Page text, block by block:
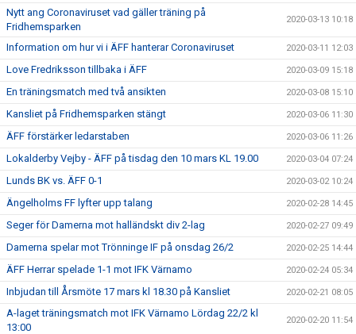
Nytt ang Coronaviruset vad gäller träning på
Fridhemsparken
2020-03-13 10:18
Information om hur vi i ÄFF hanterar Coronaviruset 2020-03-11 12:03
Love Fredriksson tillbaka i ÄFF 2020-03-09 15:18
En träningsmatch med två ansikten 2020-03-08 15:10
Kansliet på Fridhemsparken stängt 2020-03-06 11:30
ÄFF förstärker ledarstaben 2020-03-06 11:26
Lokalderby Vejby - ÄFF på tisdag den 10 mars KL 19.00 2020-03-04 07:24
Lunds BK vs. ÄFF 0-1 2020-03-02 10:24
Ängelholms FF lyfter upp talang 2020-02-28 14:45
Seger för Damerna mot halländskt div 2-lag 2020-02-27 09:49
Damerna spelar mot Trönninge IF på onsdag 26/2 2020-02-25 14:44
ÄFF Herrar spelade 1-1 mot IFK Värnamo 2020-02-24 05:34
Inbjudan till Årsmöte 17 mars kl 18.30 på Kansliet 2020-02-21 08:05
A-laget träningsmatch mot IFK Värnamo Lördag 22/2 kl
13:00
2020-02-20 11:54